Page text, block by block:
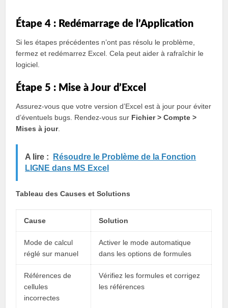
Étape 4 : Redémarrage de l’Application
Si les étapes précédentes n’ont pas résolu le problème,
fermez et redémarrez Excel. Cela peut aider à rafraîchir le
logiciel.
Étape 5 : Mise à Jour d’Excel
Assurez-vous que votre version d’Excel est à jour pour éviter
d’éventuels bugs. Rendez-vous sur Fichier > Compte >
Mises à jour.
A lire :
Résoudre le Problème de la Fonction
LIGNE dans MS Excel
Tableau des Causes et Solutions
Cause Solution
Mode de calcul
réglé sur manuel
Activer le mode automatique
dans les options de formules
Références de
cellules
incorrectes
Vérifiez les formules et corrigez
les références